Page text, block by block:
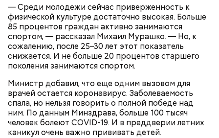
— Среди молодежи сейчас приверженность к
физической культуре достаточно высокая. Больше
85 процентов граждан активно занимаются
спортом, — рассказал Михаил Мурашко. — Но, к
сожалению, после 25–30 лет этот показатель
снижается. И не больше 20 процентов старшего
поколения занимаются спортом.
Министр добавил, что еще одним вызовом для
врачей остается коронавирус. Заболеваемость
спала, но нельзя говорить о полной победе над
ним. По данным Минздрава, больше 100 тысяч
человек болеют COVID-19. И в преддверии летних
каникул очень важно прививать детей.
нужно застыть на месте и не двигаться;
После получения предельно допустимой дозы
радиации Макеева вывели из 30-километровой
зоны отчуждения, где он до 3 мая проверял на
уровень радиационной зараженности
автотранспорт.
Молитва Николаю чудотворцу